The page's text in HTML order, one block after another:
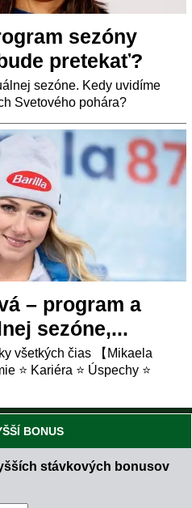
sezóny
pretekať?
sezóne. Kedy uvidíme
Svetového pohára?
– program a
sezóne,...
všetkých čias 【Mikaela
⭐ Kariéra ⭐ Úspechy ⭐
BONUS
stávkových bonusov